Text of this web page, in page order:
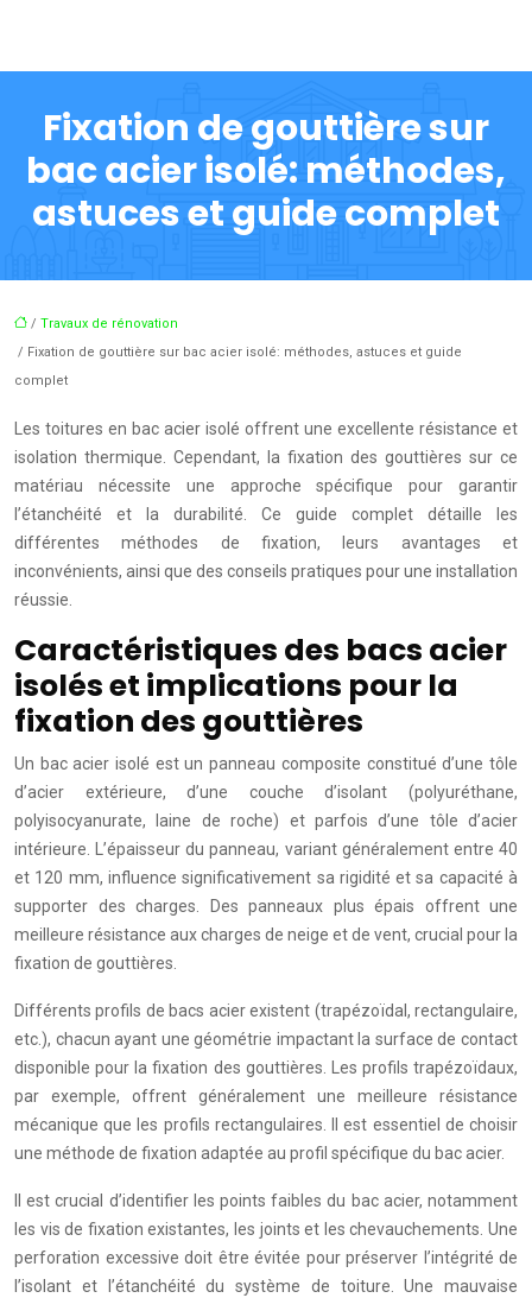
Fixation de gouttière sur
bac acier isolé: méthodes,
astuces et guide complet
/ Travaux de rénovation
/ Fixation de gouttière sur bac acier isolé: méthodes, astuces et guide
complet
Les toitures en bac acier isolé offrent une excellente résistance et
isolation thermique. Cependant, la fixation des gouttières sur ce
matériau nécessite une approche spécifique pour garantir
l’étanchéité et la durabilité. Ce guide complet détaille les
différentes méthodes de fixation, leurs avantages et
inconvénients, ainsi que des conseils pratiques pour une installation
réussie.
Caractéristiques des bacs acier
isolés et implications pour la
fixation des gouttières
Un bac acier isolé est un panneau composite constitué d’une tôle
d’acier extérieure, d’une couche d’isolant (polyuréthane,
polyisocyanurate, laine de roche) et parfois d’une tôle d’acier
intérieure. L’épaisseur du panneau, variant généralement entre 40
et 120 mm, influence significativement sa rigidité et sa capacité à
supporter des charges. Des panneaux plus épais offrent une
meilleure résistance aux charges de neige et de vent, crucial pour la
fixation de gouttières.
Différents profils de bacs acier existent (trapézoïdal, rectangulaire,
etc.), chacun ayant une géométrie impactant la surface de contact
disponible pour la fixation des gouttières. Les profils trapézoïdaux,
par exemple, offrent généralement une meilleure résistance
mécanique que les profils rectangulaires. Il est essentiel de choisir
une méthode de fixation adaptée au profil spécifique du bac acier.
Il est crucial d’identifier les points faibles du bac acier, notamment
les vis de fixation existantes, les joints et les chevauchements. Une
perforation excessive doit être évitée pour préserver l’intégrité de
l’isolant et l’étanchéité du système de toiture. Une mauvaise